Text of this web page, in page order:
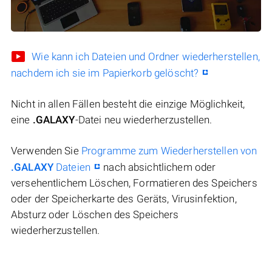
Wie kann ich Dateien und Ordner wiederherstellen,
nachdem ich sie im Papierkorb gelöscht?
Nicht in allen Fällen besteht die einzige Möglichkeit,
eine .GALAXY-Datei neu wiederherzustellen.
Verwenden Sie Programme zum Wiederherstellen von
.GALAXYDateien
nach absichtlichem oder
versehentlichem Löschen, Formatieren des Speichers
oder der Speicherkarte des Geräts, Virusinfektion,
Absturz oder Löschen des Speichers
wiederherzustellen.